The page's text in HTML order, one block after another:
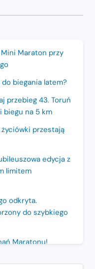
Mini Maraton przy
biegania latem?
przebieg 43. Toruń
biegu na 5 km
przestają
edycja z
limitem
odkryta.
do szybkiego
Maratonu!